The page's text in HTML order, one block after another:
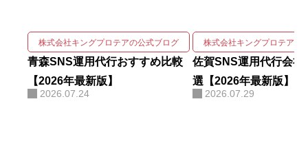
画・撮影・編集・運用をワンスト
ップで回しながら、そこにAIを掛
け合わせて成果を伸ばす実装力に
ある。AIコンサルティング・AI研
株式会社キングプロテアの公式ブログ
青森SNS運用代行おすすめ比較
【2026年最新版】
2026.07.24
株式会社キングプロテアの
佐賀SNS運用代行会社
選【2026年最新版】
2026.07.29